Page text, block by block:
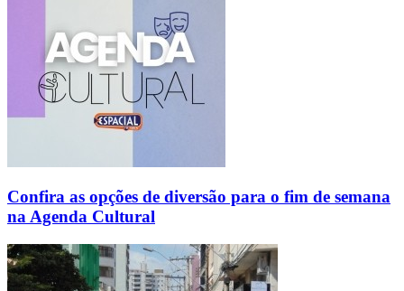
Confira as opções de diversão para o fim de semana
na Agenda Cultural